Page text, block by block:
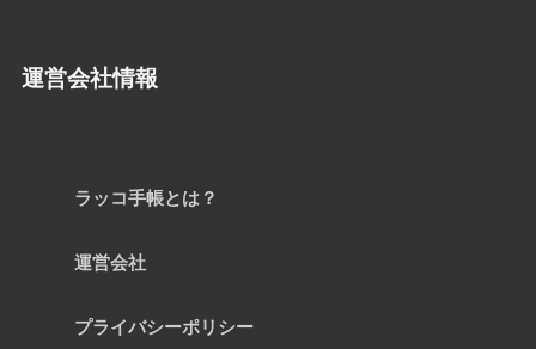
運営会社情報
ラッコ手帳とは？
運営会社
プライバシーポリシー